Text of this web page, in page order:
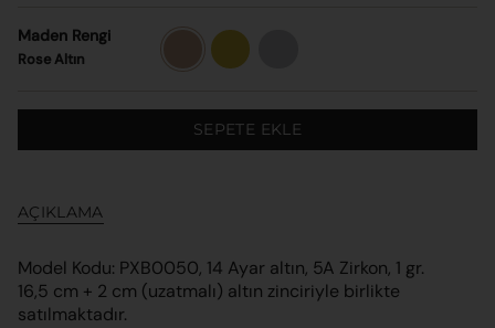
Maden Rengi
Rose Altın
Sarı
Altın
SEPETE EKLE
AÇIKLAMA
Model Kodu: PXB0050, 14 Ayar altın, 5A Zirkon, 1 gr.
16,5 cm + 2 cm (uzatmalı) altın zinciriyle birlikte
satılmaktadır.